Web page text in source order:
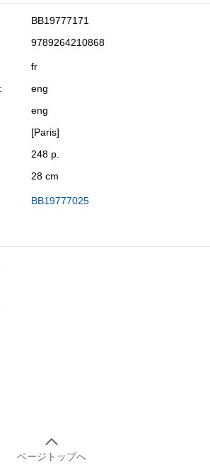
BB19777171
9789264210868
fr
eng
eng
[Paris]
248 p.
28 cm
BB19777025
ページトップへ